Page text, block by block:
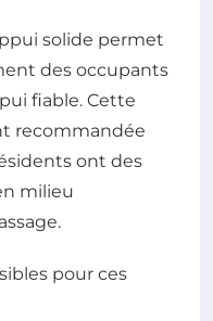
solide permet
des occupants
fiable. Cette
recommandée
ont des
milieu
pour ces